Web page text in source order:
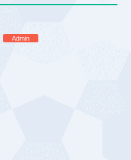
Admin